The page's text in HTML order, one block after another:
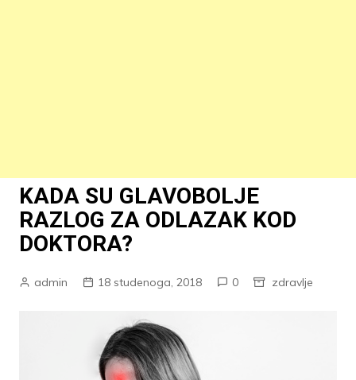
KADA SU GLAVOBOLJE
RAZLOG ZA ODLAZAK KOD
DOKTORA?
admin 18 studenoga, 2018 0 zdravlje